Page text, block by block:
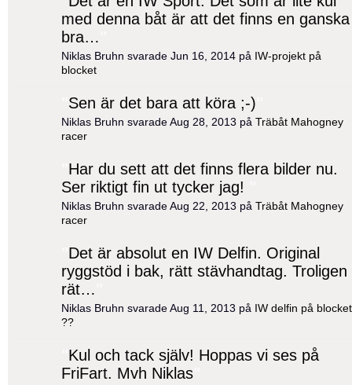
med denna båt är att det finns en ganska
bra…
Niklas Bruhn svarade Jun 16, 2014 på IW-projekt på
blocket
Sen är det bara att köra ;-)
Niklas Bruhn svarade Aug 28, 2013 på Träbåt Mahogney
racer
Har du sett att det finns flera bilder nu.
Ser riktigt fin ut tycker jag!
Niklas Bruhn svarade Aug 22, 2013 på Träbåt Mahogney
racer
Det är absolut en IW Delfin. Original
ryggstöd i bak, rätt stävhandtag. Troligen
rät…
Niklas Bruhn svarade Aug 11, 2013 på IW delfin på blocket
??
Kul och tack själv! Hoppas vi ses på
FriFart. Mvh Niklas